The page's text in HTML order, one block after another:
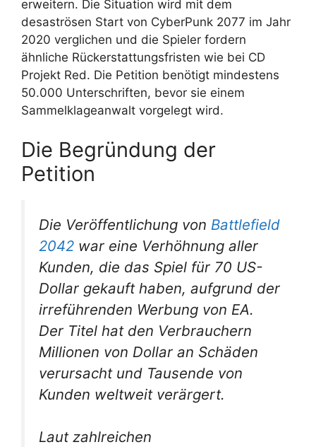
erweitern. Die Situation wird mit dem
desaströsen Start von CyberPunk 2077 im Jahr
2020 verglichen und die Spieler fordern
ähnliche Rückerstattungsfristen wie bei CD
Projekt Red. Die Petition benötigt mindestens
50.000 Unterschriften, bevor sie einem
Sammelklageanwalt vorgelegt wird.
Die Begründung der
Petition
Die Veröffentlichung von Battlefield
2042 war eine Verhöhnung aller
Kunden, die das Spiel für 70 US-
Dollar gekauft haben, aufgrund der
irreführenden Werbung von EA.
Der Titel hat den Verbrauchern
Millionen von Dollar an Schäden
verursacht und Tausende von
Kunden weltweit verärgert.
Laut zahlreichen